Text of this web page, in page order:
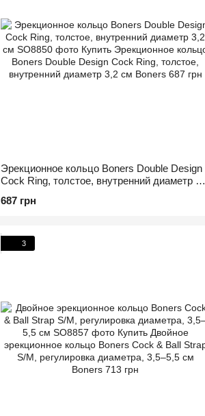
Эрекционное кольцо Boners Double Design
Cock Ring, толстое, внутренний диаметр 3,2
687 грн
3